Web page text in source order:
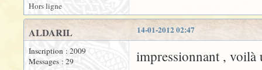
Hors ligne
14-01-2012 02:47
ALDARIL
Inscription : 2009
Messages : 29
impressionnant ,